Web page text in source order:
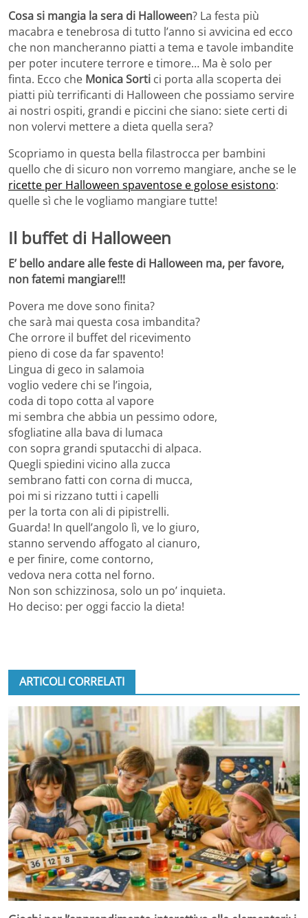
Cosa si mangia la sera di Halloween? La festa più
macabra e tenebrosa di tutto l’anno si avvicina ed ecco
che non mancheranno piatti a tema e tavole imbandite
per poter incutere terrore e timore… Ma è solo per
finta. Ecco che Monica Sorti ci porta alla scoperta dei
piatti più terrificanti di Halloween che possiamo servire
ai nostri ospiti, grandi e piccini che siano: siete certi di
non volervi mettere a dieta quella sera?
Scopriamo in questa bella filastrocca per bambini
quello che di sicuro non vorremo mangiare, anche se le
ricette per Halloween spaventose e golose esistono:
quelle sì che le vogliamo mangiare tutte!
Il buffet di Halloween
E’ bello andare alle feste di Halloween ma, per favore,
non fatemi mangiare!!!
Povera me dove sono finita?
che sarà mai questa cosa imbandita?
Che orrore il buffet del ricevimento
pieno di cose da far spavento!
Lingua di geco in salamoia
voglio vedere chi se l’ingoia,
coda di topo cotta al vapore
mi sembra che abbia un pessimo odore,
sfogliatine alla bava di lumaca
con sopra grandi sputacchi di alpaca.
Quegli spiedini vicino alla zucca
sembrano fatti con corna di mucca,
poi mi si rizzano tutti i capelli
per la torta con ali di pipistrelli.
Guarda! In quell’angolo lì, ve lo giuro,
stanno servendo affogato al cianuro,
e per finire, come contorno,
vedova nera cotta nel forno.
Non son schizzinosa, solo un po’ inquieta.
Ho deciso: per oggi faccio la dieta!
ARTICOLI CORRELATI